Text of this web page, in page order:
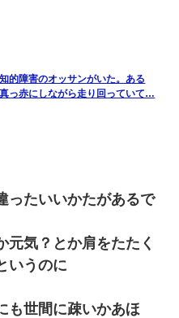
的障害のオッサンがいた。ある
っ赤にしながら走り回っていて…
ったいいかたがあるで
元気？とか肩をたたく
いうのに
も世間に疎いかあほ